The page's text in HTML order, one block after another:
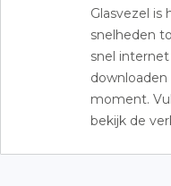
Glasvezel
snelheden
snel
moment.
bekijk de